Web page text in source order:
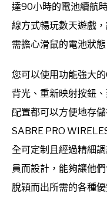
達90小時的電池續航
線方式暢玩數天遊戲
需擔心滑鼠的電池狀態
您可以使用功能強大
背光、重新映射按鈕
配置都可以方便地存
SABRE PRO
全可定制且經過精細
員而設計，能夠讓他
脫穎而出所需的各種優